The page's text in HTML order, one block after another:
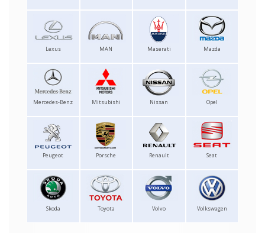
Lexus MAN Maserati Mazda
Mercedes-Benz Mitsubishi Nissan Opel
Peugeot Porsche Renault Seat
Skoda Toyota Volvo Volkswagen